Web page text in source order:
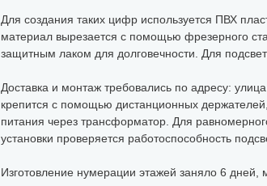
Для создания таких цифр используется ПВХ
материал вырезается с помощью фрезерного
защитным лаком для долговечности. Для
Доставка и монтаж требовались по адресу:
крепится с помощью дистанционных
питания через трансформатор. Для
установки проверяется работоспособность
Изготовление нумерации этажей заняло 6 дней,